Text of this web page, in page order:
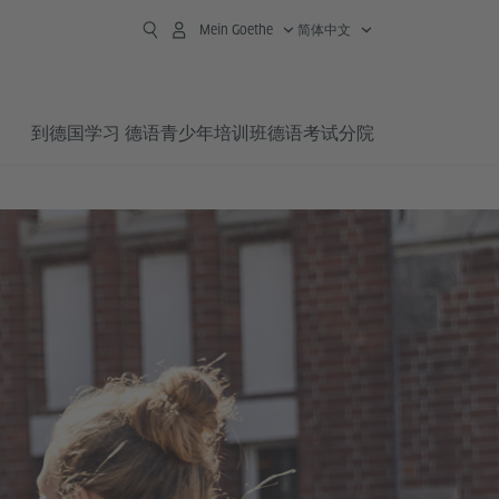
Mein Goethe 简体中文
到德国学习 德语青少年培训班德语考试分院